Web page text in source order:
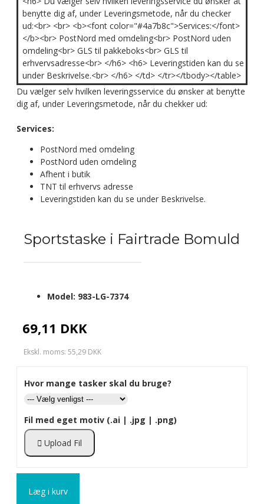
benytte dig af, under Leveringsmetode, når du checker
ud:<br> <br> <b><font color="#4a7b8c">Services:</font>
</b><br> PostNord med omdeling<br> PostNord uden
omdeling<br> GLS til pakkeboks<br> GLS til
erhvervsadresse<br> </h6> <h6> Leveringstiden kan du se
under Beskrivelse.<br> </h6> </td> </tr></tbody></table>
Du vælger selv hvilken leveringsservice du ønsker at benytte
dig af, under Leveringsmetode, når du chekker ud:
Services:
PostNord med omdeling
PostNord uden omdeling
Afhent i butik
TNT til erhvervs adresse
Leveringstiden kan du se under Beskrivelse.
Sportstaske i Fairtrade Bomuld
69,11 DKK
Ekskl. moms: 55,29 DKK
Model: 983-LG-7374
Hvor mange tasker skal du bruge?
Fil med eget motiv (.ai | .jpg | .png)
Upload Fil
Læg i kurv